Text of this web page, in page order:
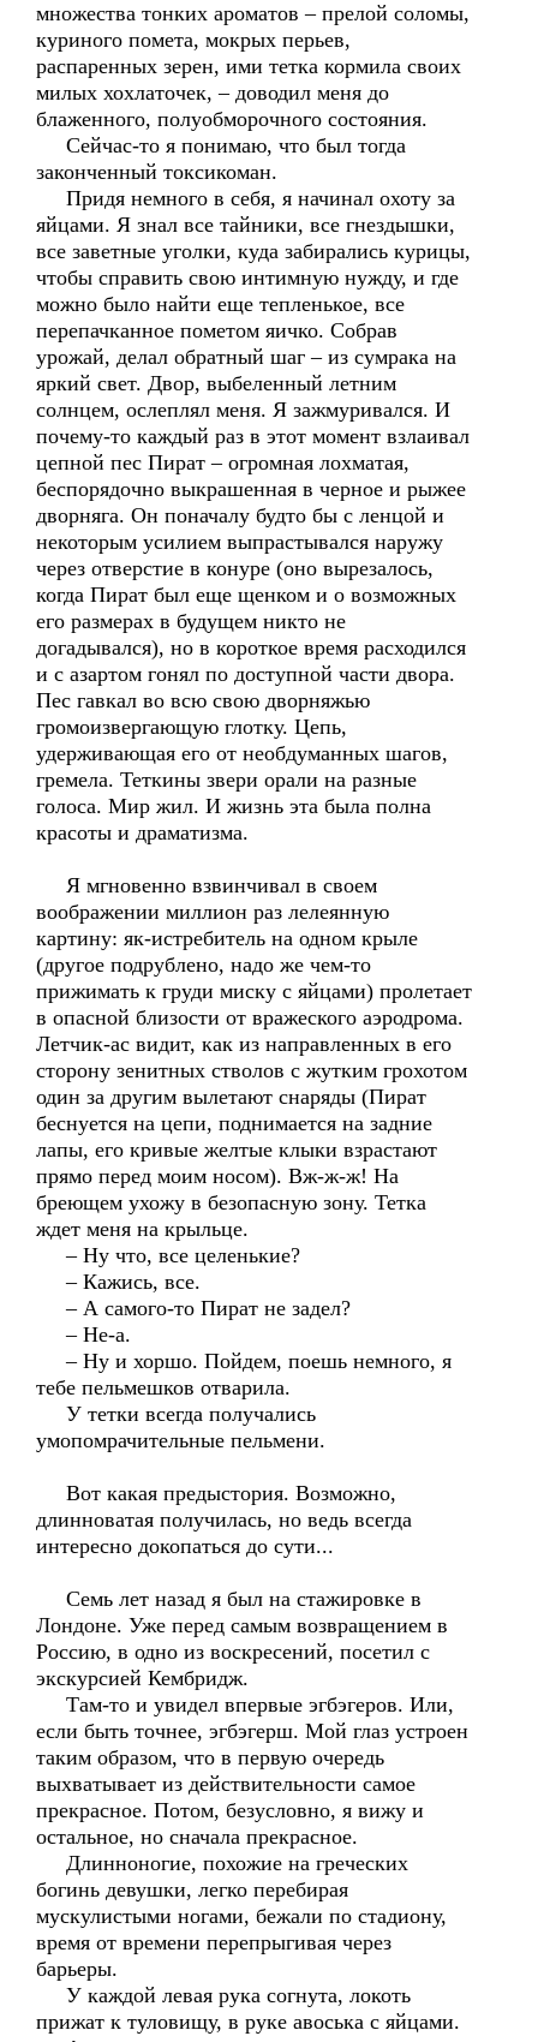
множества тонких ароматов – прелой соломы,
куриного помета, мокрых перьев,
распаренных зерен, ими тетка кормила своих
милых хохлаточек, – доводил меня до
блаженного, полуобморочного состояния.
Сейчас-то я понимаю, что был тогда
законченный токсикоман.
Придя немного в себя, я начинал охоту за
яйцами. Я знал все тайники, все гнездышки,
все заветные уголки, куда забирались курицы,
чтобы справить свою интимную нужду, и где
можно было найти еще тепленькое, все
перепачканное пометом яичко. Собрав
урожай, делал обратный шаг – из сумрака на
яркий свет. Двор, выбеленный летним
солнцем, ослеплял меня. Я зажмуривался. И
почему-то каждый раз в этот момент взлаивал
цепной пес Пират – огромная лохматая,
беспорядочно выкрашенная в черное и рыжее
дворняга. Он поначалу будто бы с ленцой и
некоторым усилием выпрастывался наружу
через отверстие в конуре (оно вырезалось,
когда Пират был еще щенком и о возможных
его размерах в будущем никто не
догадывался), но в короткое время расходился
и с азартом гонял по доступной части двора.
Пес гавкал во всю свою дворняжью
громоизвергающую глотку. Цепь,
удерживающая его от необдуманных шагов,
гремела. Теткины звери орали на разные
голоса. Мир жил. И жизнь эта была полна
красоты и драматизма.
Я мгновенно взвинчивал в своем
воображении миллион раз лелеянную
картину: як-истребитель на одном крыле
(другое подрублено, надо же чем-то
прижимать к груди миску с яйцами) пролетает
в опасной близости от вражеского аэродрома.
Летчик-ас видит, как из направленных в его
сторону зенитных стволов с жутким грохотом
один за другим вылетают снаряды (Пират
беснуется на цепи, поднимается на задние
лапы, его кривые желтые клыки взрастают
прямо перед моим носом). Вж-ж-ж! На
бреющем ухожу в безопасную зону. Тетка
ждет меня на крыльце.
– Ну что, все целенькие?
– Кажись, все.
– А самого-то Пират не задел?
– Не-а.
– Ну и хоршо. Пойдем, поешь немного, я
тебе пельмешков отварила.
У тетки всегда получались
умопомрачительные пельмени.
Вот какая предыстория. Возможно,
длинноватая получилась, но ведь всегда
интересно докопаться до сути...
Семь лет назад я был на стажировке в
Лондоне. Уже перед самым возвращением в
Россию, в одно из воскресений, посетил с
экскурсией Кембридж.
Там-то и увидел впервые эгбэгеров. Или,
если быть точнее, эгбэгерш. Мой глаз устроен
таким образом, что в первую очередь
выхватывает из действительности самое
прекрасное. Потом, безусловно, я вижу и
остальное, но сначала прекрасное.
Длинноногие, похожие на греческих
богинь девушки, легко перебирая
мускулистыми ногами, бежали по стадиону,
время от времени перепрыгивая через
барьеры.
У каждой левая рука согнута, локоть
прижат к туловищу, в руке авоська с яйцами.